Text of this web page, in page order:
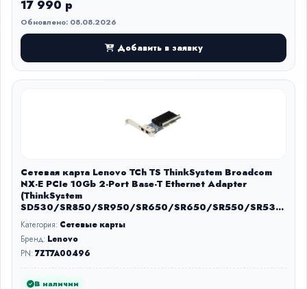
17 990 р
Обновлено: 08.08.2026
Добавить в заявку
Сетевая карта Lenovo TCh TS ThinkSystem Broadcom
NX-E PCIe 10Gb 2-Port Base-T Ethernet Adapter
(ThinkSystem
SD530/SR850/SR950/SR650/SR650/SR550/SR530
/ST550/SR630)
Категория: Сетевые карты
Бренд: Lenovo
PN:7ZT7A00496
В наличии